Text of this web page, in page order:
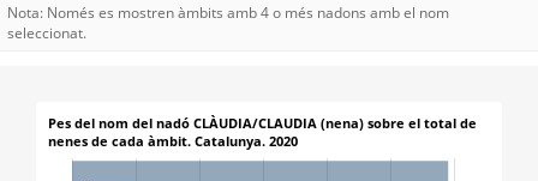
Nota: Només es mostren àmbits amb 4 o més nadons amb el nom
seleccionat.